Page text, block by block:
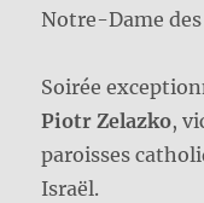
Notre-Dame des
Soirée
Piotr Zelazko,
paroisses
Israël.